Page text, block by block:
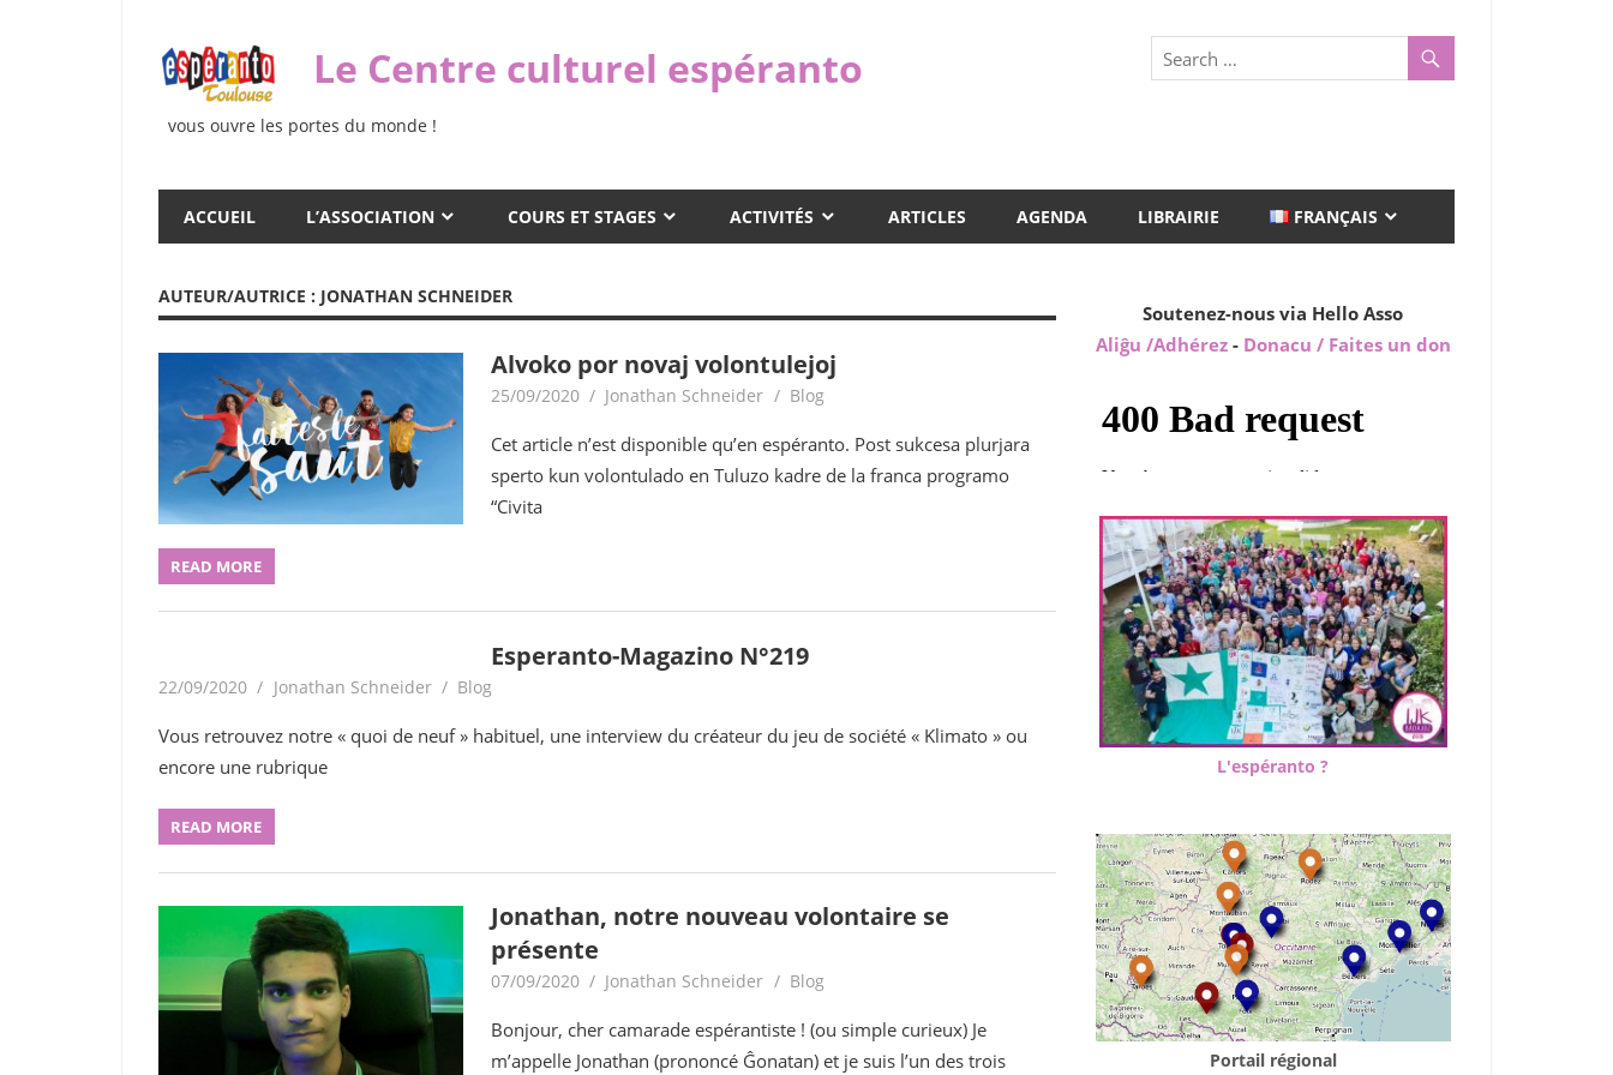
content
Le Centre culturel espéranto
vous ouvre les portes du monde !
ACCUEIL L’ASSOCIATION COURS ET STAGES ACTIVITÉS ARTICLES AGENDA LIBRAIRIE FRANÇAIS
AUTEUR/AUTRICE : JONATHAN SCHNEIDER
Alvoko por novaj volontulejoj
25/09/2020 Jonathan Schneider Blog
Cet article n’est disponible qu’en espéranto. Post sukcesa plurjara
sperto kun volontulado en Tuluzo kadre de la franca programo
“Civita
READ MORE
Esperanto-Magazino N°219
22/09/2020 Jonathan Schneider Blog
Vous retrouvez notre « quoi de neuf » habituel, une interview du créateur du jeu de société « Klimato » ou
encore une rubrique
READ MORE
Jonathan, notre nouveau volontaire se
présente
07/09/2020 Jonathan Schneider Blog
Bonjour, cher camarade espérantiste ! (ou simple curieux) Je
m’appelle Jonathan (prononcé Ĝonatan) et je suis l’un des trois
Soutenez-nous via Hello Asso
Aliĝu /Adhérez - Donacu / Faites un don
L'espéranto ?
Portail régional